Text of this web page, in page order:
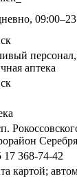
аптека
17 368-74-42
картой;